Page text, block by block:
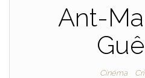
Ant-
Cinéma